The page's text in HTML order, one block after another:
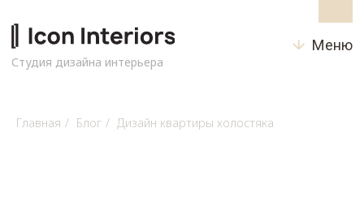
Студия дизайна интерьера
Главная / Блог / Дизайн квартиры холостяка